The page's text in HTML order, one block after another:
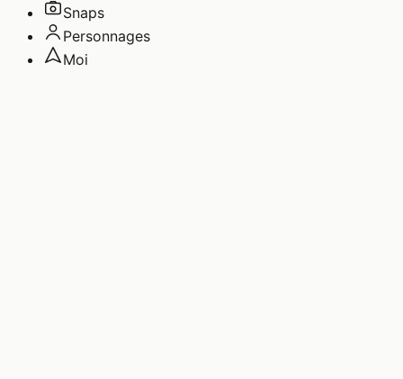
Snaps
Personnages
Moi